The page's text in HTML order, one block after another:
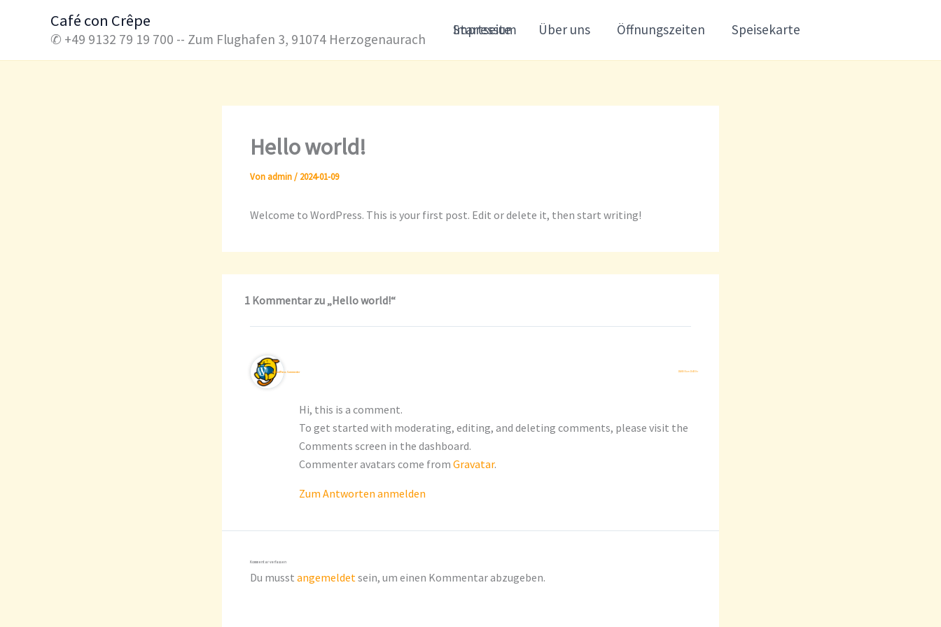
Café con Crêpe
✆ +49 9132 79 19 700 -- Zum Flughafen 3, 91074 Herzogenaurach
Startseite Über uns Öffnungszeiten Speisekarte
Impressum
Hello world!
Von admin/ 2024-01-09
Welcome to WordPress. This is your first post. Edit or delete it, then start writing!
1 Kommentar zu „Hello world!“
A WordPress Commenter 2024-01-09 um 20:40 Uhr
Hi, this is a comment.
To get started with moderating, editing, and deleting comments, please visit the
Comments screen in the dashboard.
Commenter avatars come from Gravatar.
Zum Antworten anmelden
Kommentar verfassen
Du musst angemeldetsein, um einen Kommentar abzugeben.